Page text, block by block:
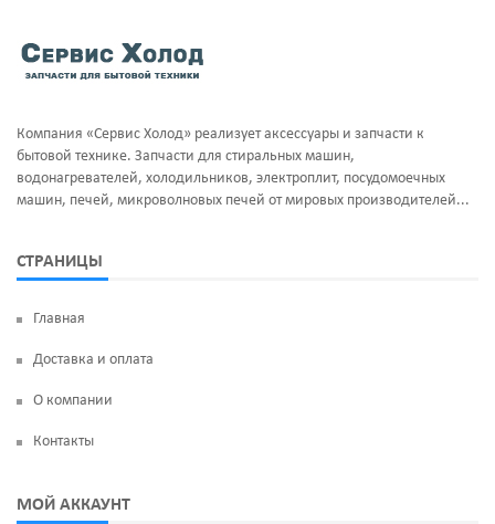
Компания «Сервис Холод» реализует аксессуары и запчасти к
бытовой технике. Запчасти для стиральных машин,
водонагревателей, холодильников, электроплит, посудомоечных
машин, печей, микроволновых печей от мировых производителей...
СТРАНИЦЫ
Главная
Доставка и оплата
О компании
Контакты
МОЙ АККАУНТ